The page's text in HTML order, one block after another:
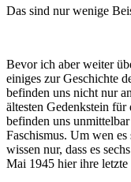
Das sind nur wenige
Bevor ich aber weiter
einiges zur Geschichte
befinden uns nicht nur
ältesten Gedenkstein
befinden uns
Faschismus. Um wen
wissen nur, dass es
Mai 1945 hier ihre letzte